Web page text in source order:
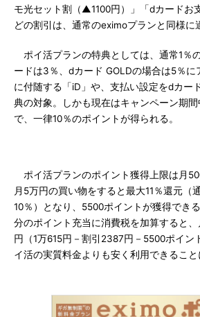
モ光セット割（▲1100円）」「dカードお
どの割引は、通常のeximoプランと同様に
ポイ活プランの特典としては、通常1％
ードは3％、dカード GOLDの場合は5％に
に付随する「iD」や、支払い設定をdカー
典の対象。しかも現在はキャンペーン期間
で、一律10％のポイントが得られる。
ポイ活プランのポイント獲得上限は月
月5万円の買い物をすると最大11％還元（
10％）となり、5500ポイントが獲得でき
分のポイント充当に消費税を加算すると
円（1万615円－割引2387円－5500ポイン
イ活の実質料金よりも安く利用できること